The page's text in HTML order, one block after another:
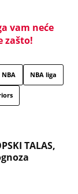
vam neće
zašto!
NBA NBA liga
TALAS,